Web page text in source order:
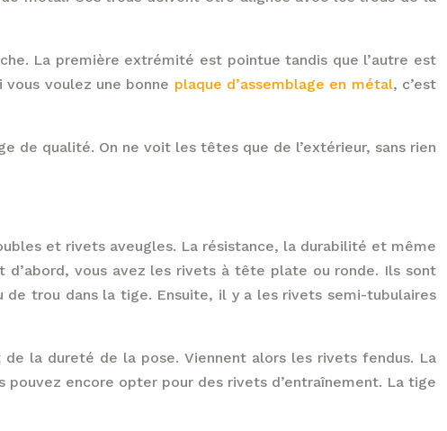
La première extrémité est pointue tandis que l’autre est
vous voulez une bonne plaque d’assemblage en métal, c’est
de qualité. On ne voit les têtes que de l’extérieur, sans rien
et rivets aveugles. La résistance, la durabilité et même
vous avez les rivets à tête plate ou ronde. Ils sont
de trou dans la tige. Ensuite, il y a les rivets semi-tubulaires
la dureté de la pose. Viennent alors les rivets fendus. La
encore opter pour des rivets d’entraînement. La tige